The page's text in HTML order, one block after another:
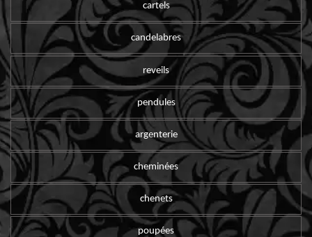
cartels
candelabres
reveils
pendules
argenterie
cheminées
chenets
poupées